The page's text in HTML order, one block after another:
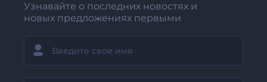
Узнавайте о последних новостях и
новых предложениях первыми